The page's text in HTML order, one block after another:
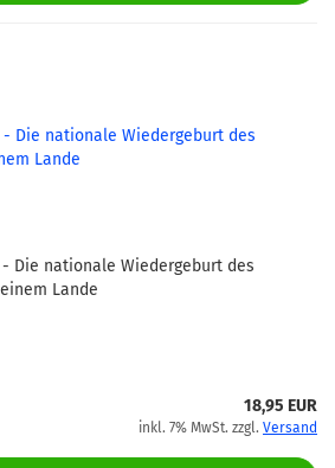
Die nationale Wiedergeburt des
Lande
18,95 EUR
inkl. 7% MwSt. zzgl. Versand